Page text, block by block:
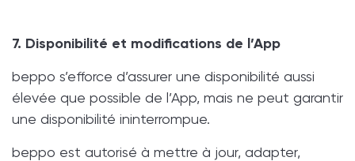
7. Disponibilité et modifications de l’App
beppo s’efforce d’assurer une disponibilité aussi
élevée que possible de l’App, mais ne peut garantir
une disponibilité ininterrompue.
beppo est autorisé à mettre à jour, adapter,